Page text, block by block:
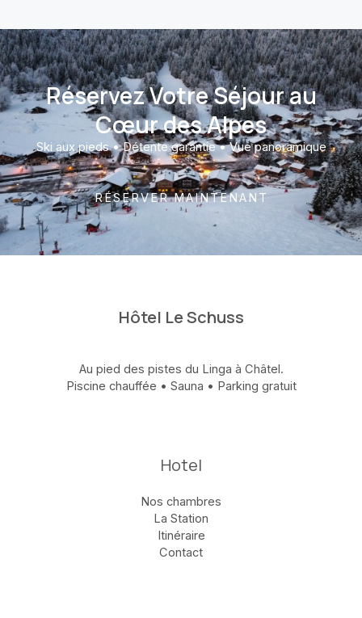
Réservez Votre Séjour au
Cœur des Alpes
Ski aux pieds • Détente garantie • Vue panoramique
RÉSERVER MAINTENANT
Hôtel Le Schuss
Au pied des pistes du Linga à Châtel.
Piscine chauffée • Sauna • Parking gratuit
Hotel
Nos chambres
La Station
Itinéraire
Contact